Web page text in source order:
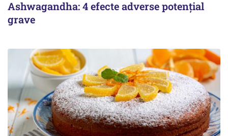
Ashwagandha: 4 efecte adverse potențial
grave